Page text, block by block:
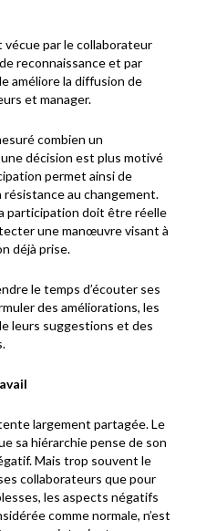
par le collaborateur
reconnaissance et par
améliore la diffusion de
et manager.
combien un
décision est plus motivé
permet ainsi de
résistance au changement.
participation doit être réelle
une manœuvre visant à
déjà prise.
le temps d’écouter ses
des améliorations, les
leurs suggestions et des
largement partagée. Le
sa hiérarchie pense de son
Mais trop souvent le
collaborateurs que pour
les aspects négatifs
comme normale, n’est